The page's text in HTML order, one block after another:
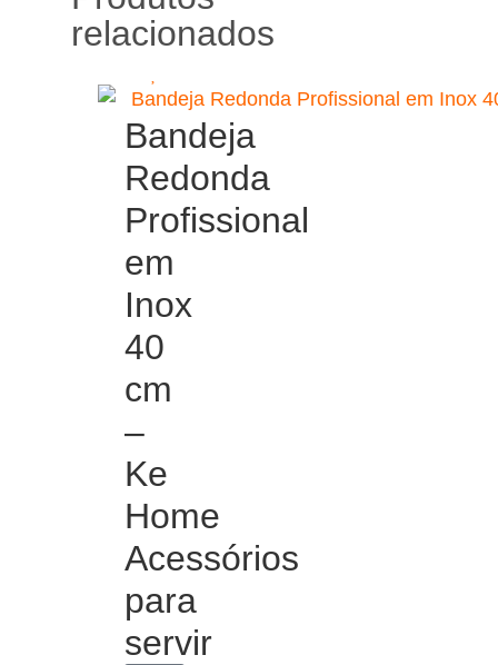
relacionados
Bandeja
Redonda
Profissional
em
Inox
40
cm
–
Ke
Home
Acessórios
para
servir